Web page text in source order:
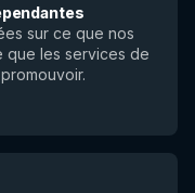
sur ce que nos
que les services de